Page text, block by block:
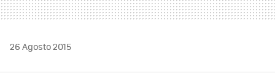
26 Agosto 2015